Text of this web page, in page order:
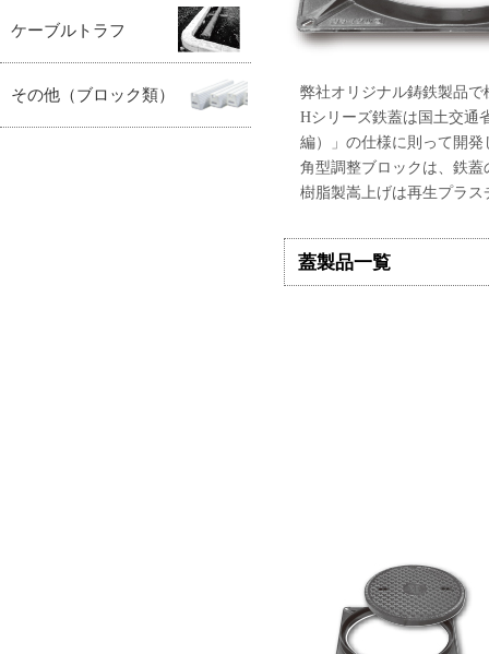
弊社オリジナル鋳鉄製品
Hシリーズ鉄蓋は国土交通
編）」の仕様に則って開
角型調整ブロックは、鉄
樹脂製嵩上げは再生プラ
蓋製品一覧
ケーブルトラフ
その他（ブロック類）